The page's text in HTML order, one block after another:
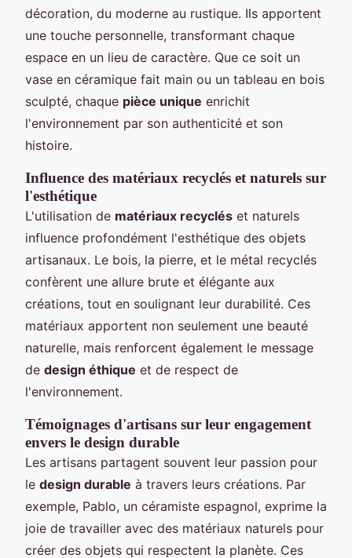
décoration, du moderne au rustique. Ils apportent
une touche personnelle, transformant chaque
espace en un lieu de caractère. Que ce soit un
vase en céramique fait main ou un tableau en bois
sculpté, chaque pièce unique enrichit
l'environnement par son authenticité et son
histoire.
Influence des matériaux recyclés et naturels sur
l'esthétique
L'utilisation de matériaux recyclés et naturels
influence profondément l'esthétique des objets
artisanaux. Le bois, la pierre, et le métal recyclés
confèrent une allure brute et élégante aux
créations, tout en soulignant leur durabilité. Ces
matériaux apportent non seulement une beauté
naturelle, mais renforcent également le message
de design éthique et de respect de
l'environnement.
Témoignages d'artisans sur leur engagement
envers le design durable
Les artisans partagent souvent leur passion pour
le design durable à travers leurs créations. Par
exemple, Pablo, un céramiste espagnol, exprime la
joie de travailler avec des matériaux naturels pour
créer des objets qui respectent la planète. Ces